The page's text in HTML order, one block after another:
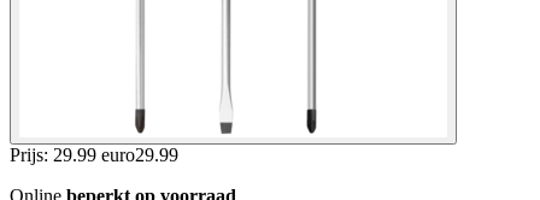
Prijs: 29.99 euro29.99
Online beperkt op voorraad